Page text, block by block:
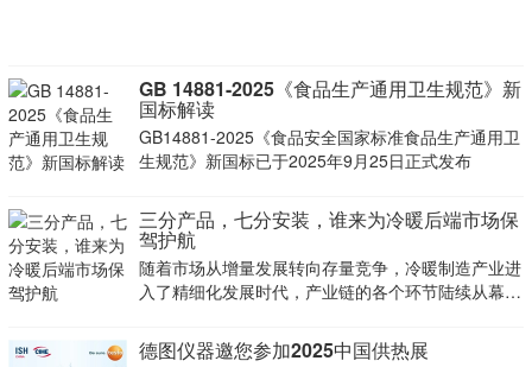
GB 14881-2025《食品生产通用卫生规范》新
国标解读
GB14881-2025《食品安全国家标准食品生产通用卫
生规范》新国标已于2025年9月25日正式发布
三分产品，七分安装，谁来为冷暖后端市场保
驾护航
随着市场从增量发展转向存量竞争，冷暖制造产业进
入了精细化发展时代，产业链的各个环节陆续从幕后
德图仪器邀您参加2025中国供热展